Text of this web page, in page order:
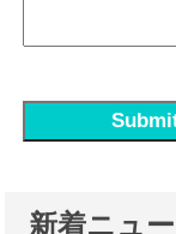
新着ニュ